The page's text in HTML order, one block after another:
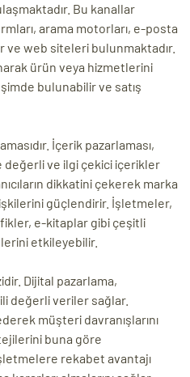
Bu kanallar
arama motorları, e-posta
ve web siteleri bulunmaktadır.
ürün veya hizmetlerini
bulunabilir ve satış
İçerik pazarlaması,
ve ilgi çekici içerikler
dikkatini çekerek marka
güçlendirir. İşletmeler,
e-kitaplar gibi çeşitli
etkileyebilir.
Dijital pazarlama,
değerli veriler sağlar.
müşteri davranışlarını
buna göre
rekabet avantajı